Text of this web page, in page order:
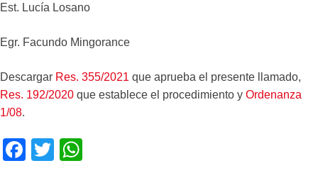
Est. Lucía Losano
Egr. Facundo Mingorance
Descargar Res. 355/2021 que aprueba el presente llamado,
Res. 192/2020 que establece el procedimiento y Ordenanza
1/08.
F
T